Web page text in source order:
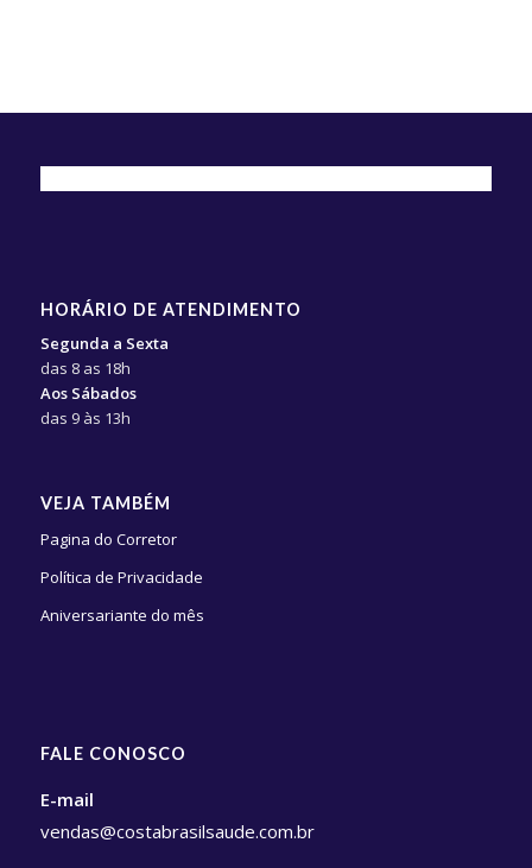
HORÁRIO DE ATENDIMENTO
Segunda a Sexta
das 8 as 18h
Aos Sábados
das 9 às 13h
VEJA TAMBÉM
Pagina do Corretor
Política de Privacidade
Aniversariante do mês
FALE CONOSCO
E-mail
vendas@costabrasilsaude.com.br